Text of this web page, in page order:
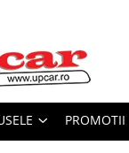
PROMOTII